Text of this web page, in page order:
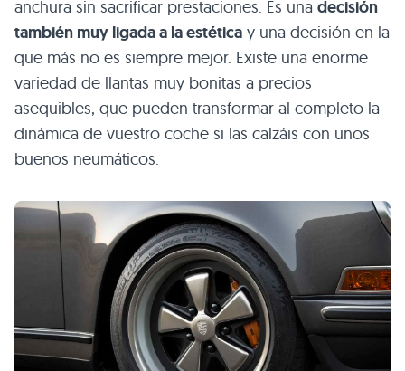
anchura sin sacrificar prestaciones. Es una decisión
también muy ligada a la estética y una decisión en la
que más no es siempre mejor. Existe una enorme
variedad de llantas muy bonitas a precios
asequibles, que pueden transformar al completo la
dinámica de vuestro coche si las calzáis con unos
buenos neumáticos.